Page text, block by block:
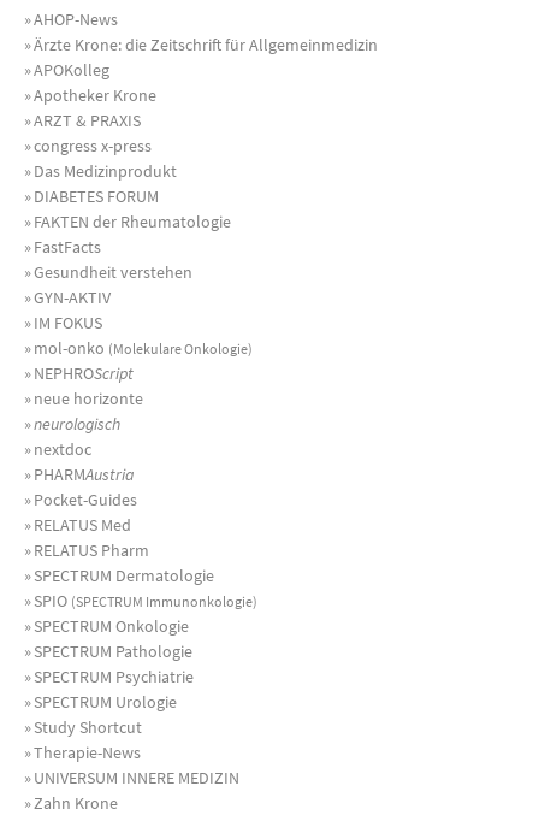
»AHOP-News
»Ärzte Krone: die Zeitschrift für Allgemeinmedizin
»APOKolleg
»Apotheker Krone
»ARZT & PRAXIS
»congress x-press
»Das Medizinprodukt
»DIABETES FORUM
»FAKTEN der Rheumatologie
»FastFacts
»Gesundheit verstehen
»GYN-AKTIV
»IM FOKUS
»mol-onko (Molekulare Onkologie)
»NEPHROScript
»neue horizonte
»neurologisch
»nextdoc
»PHARMAustria
»Pocket-Guides
»RELATUS Med
»RELATUS Pharm
»SPECTRUM Dermatologie
»SPIO (SPECTRUM Immunonkologie)
»SPECTRUM Onkologie
»SPECTRUM Pathologie
»SPECTRUM Psychiatrie
»SPECTRUM Urologie
»Study Shortcut
»Therapie-News
»UNIVERSUM INNERE MEDIZIN
»Zahn Krone